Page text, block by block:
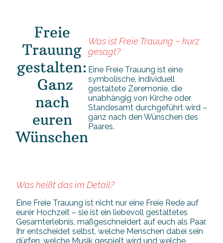
Freie
Trauung
gestalten:
Ganz
nach
euren
Wünschen
Was ist Freie Trauung – kurz
gesagt?
Eine Freie Trauung ist eine
symbolische, individuell
gestaltete Zeremonie, die
unabhängig von Kirche oder
Standesamt durchgeführt wird –
ganz nach den Wünschen des
Paares.
Was heißt das im Detail?
Eine Freie Trauung ist nicht nur eine Freie Rede auf
eurer Hochzeit – sie ist ein liebevoll gestaltetes
Gesamterlebnis, maßgeschneidert auf euch als Paar.
Ihr entscheidet selbst, welche Menschen dabei sein
dürfen, welche Musik gespielt wird und welche